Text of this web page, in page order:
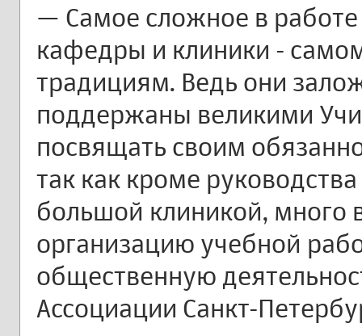
— Самое сложное в
кафедры и клиники -
традициям. Ведь они
поддержаны великими
посвящать своим
так как кроме
большой клиникой, много
организацию учебной
общественную
Ассоциации Санкт-